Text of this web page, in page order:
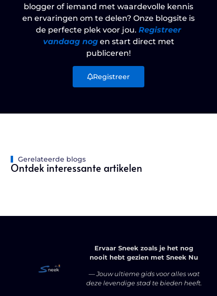
blogger of iemand met waardevolle kennis
en ervaringen om te delen? Onze blogsite is
de perfecte plek voor jou. Registreer
vandaag nogen start direct met
publiceren!
Registreer
Gerelateerde blogs
Ontdek interessante artikelen
Ervaar Sneek zoals je het nog
nooit hebt gezien met Sneek Nu
— Jouw ultieme gids voor alles wat
deze levendige stad te bieden heeft.